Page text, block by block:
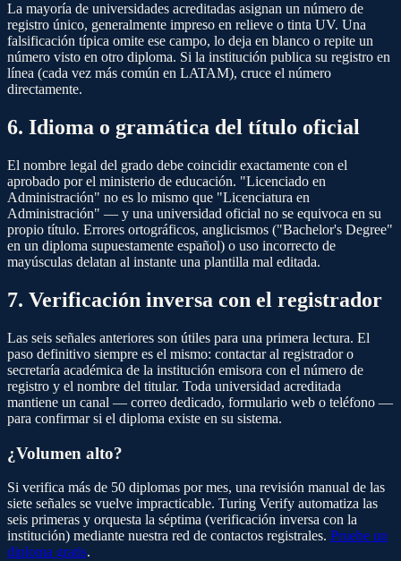
La mayoría de universidades acreditadas asignan un número de
registro único, generalmente impreso en relieve o tinta UV. Una
falsificación típica omite ese campo, lo deja en blanco o repite un
número visto en otro diploma. Si la institución publica su registro en
línea (cada vez más común en LATAM), cruce el número
directamente.
6. Idioma o gramática del título oficial
El nombre legal del grado debe coincidir exactamente con el
aprobado por el ministerio de educación. "Licenciado en
Administración" no es lo mismo que "Licenciatura en
Administración" — y una universidad oficial no se equivoca en su
propio título. Errores ortográficos, anglicismos ("Bachelor's Degree"
en un diploma supuestamente español) o uso incorrecto de
mayúsculas delatan al instante una plantilla mal editada.
7. Verificación inversa con el registrador
Las seis señales anteriores son útiles para una primera lectura. El
paso definitivo siempre es el mismo: contactar al registrador o
secretaría académica de la institución emisora con el número de
registro y el nombre del titular. Toda universidad acreditada
mantiene un canal — correo dedicado, formulario web o teléfono —
para confirmar si el diploma existe en su sistema.
¿Volumen alto?
Si verifica más de 50 diplomas por mes, una revisión manual de las
siete señales se vuelve impracticable. Turing Verify automatiza las
seis primeras y orquesta la séptima (verificación inversa con la
institución) mediante nuestra red de contactos registrales. Pruebe un
diploma gratis.